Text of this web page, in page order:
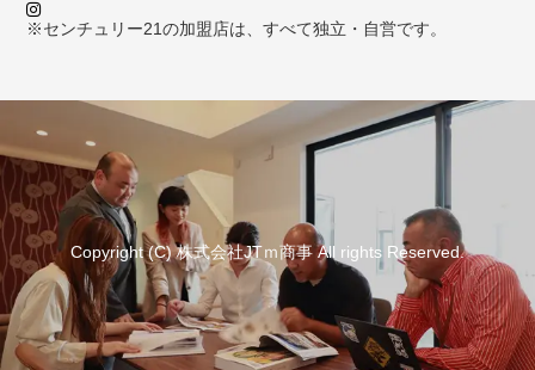
※センチュリー21の加盟店は、すべて独立・自営です。
Copyright (C) 株式会社JTｍ商事 All rights Reserved.